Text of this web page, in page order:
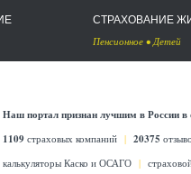
СТРАХОВАНИЕ
Пенсионное •Детей
Наш портал признан лучшим в России в
1109 страховых компаний | 20375
калькуляторы Каско и ОСАГО |